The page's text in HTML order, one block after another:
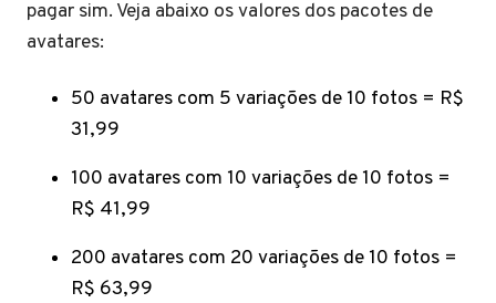
pagar sim. Veja abaixo os valores dos pacotes de
avatares:
50 avatares com 5 variações de 10 fotos = R$
31,99
100 avatares com 10 variações de 10 fotos =
R$ 41,99
200 avatares com 20 variações de 10 fotos =
R$ 63,99